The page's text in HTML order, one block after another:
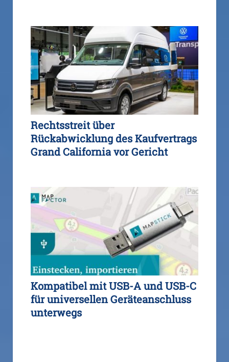
Rechtsstreit über
Rückabwicklung des Kaufvertrags
Grand California vor Gericht
Kompatibel mit USB-A und USB-C
für universellen Geräteanschluss
unterwegs